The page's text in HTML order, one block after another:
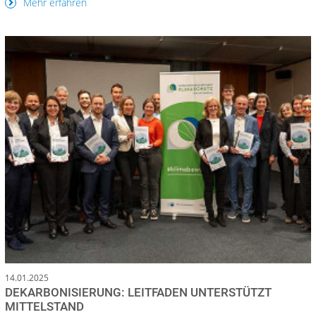
14.01.2025
DEKARBONISIERUNG: LEITFADEN UNTERSTÜTZT
MITTELSTAND